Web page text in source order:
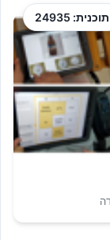
תוכנית: 24935